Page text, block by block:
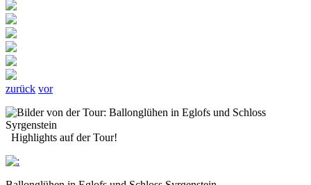
zurück vor
Highlights auf der Tour!